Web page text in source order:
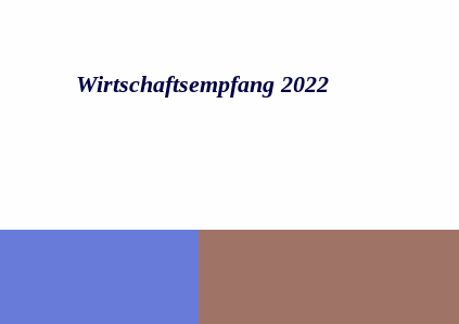
Wirtschafts­empfang 2022